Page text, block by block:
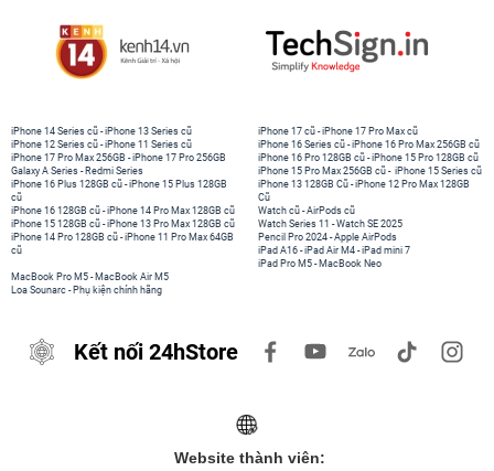
iPhone 14 Series cũ -iPhone 13 Series cũ
iPhone 12 Series cũ -iPhone 11 Series cũ
iPhone 17 Pro Max 256GB -iPhone 17 Pro 256GB
Galaxy A Series - Redmi Series
iPhone 17 cũ -iPhone 17 Pro Max cũ
iPhone 16 Series cũ - iPhone 16 Pro Max 256GB cũ
iPhone 16 Pro 128GB cũ -iPhone 15 Pro 128GB cũ
iPhone 15 Pro Max 256GB cũ - iPhone 15 Series cũ
iPhone 16 Plus 128GB cũ -iPhone 15 Plus 128GB
cũ
iPhone 16 128GB cũ -iPhone 14 Pro Max 128GB cũ
iPhone 15 128GB cũ -iPhone 13 Pro Max 128GB cũ
iPhone 14 Pro 128GB cũ -iPhone 11 Pro Max 64GB
cũ
iPhone 13 128GB Cũ -iPhone 12 Pro Max 128GB
Cũ
Watch cũ -AirPods cũ
Watch Series 11 -Watch SE 2025
Pencil Pro 2024 -Apple AirPods
iPad A16 -iPad Air M4 -iPad mini 7
iPad Pro M5 - MacBook Neo
MacBook Pro M5 - MacBook Air M5
Loa Sounarc - Phụ kiện chính hãng
Kết nối 24hStore
Website thành viên: